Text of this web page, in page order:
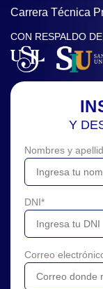
Carrera Técnica
CON RESPALDO
Y
Nombres y
DNI*
Correo